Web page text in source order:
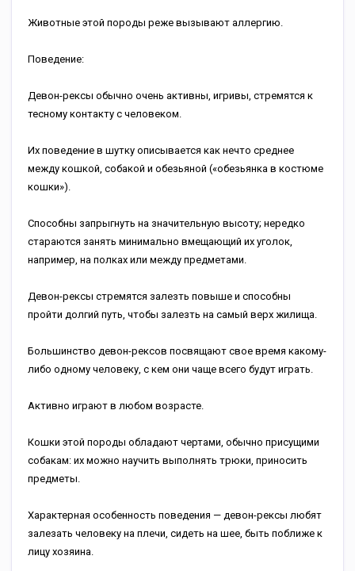
Животные этой породы реже вызывают аллергию.
Поведение:
Девон-рексы обычно очень активны, игривы, стремятся к
тесному контакту с человеком.
Их поведение в шутку описывается как нечто среднее
между кошкой, собакой и обезьяной («обезьянка в костюме
кошки»).
Способны запрыгнуть на значительную высоту; нередко
стараются занять минимально вмещающий их уголок,
например, на полках или между предметами.
Девон-рексы стремятся залезть повыше и способны
пройти долгий путь, чтобы залезть на самый верх жилища.
Большинство девон-рексов посвящают свое время какому-
либо одному человеку, с кем они чаще всего будут играть.
Активно играют в любом возрасте.
Кошки этой породы обладают чертами, обычно присущими
собакам: их можно научить выполнять трюки, приносить
предметы.
Характерная особенность поведения — девон-рексы любят
залезать человеку на плечи, сидеть на шее, быть поближе к
лицу хозяина.